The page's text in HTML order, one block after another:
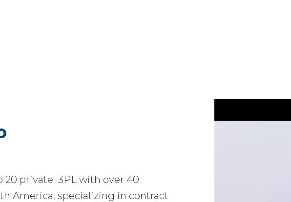
20 private 3PL with over 40
America, specializing in contract